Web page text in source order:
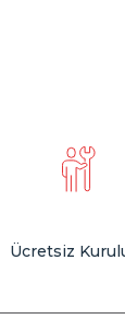
Ücretsiz